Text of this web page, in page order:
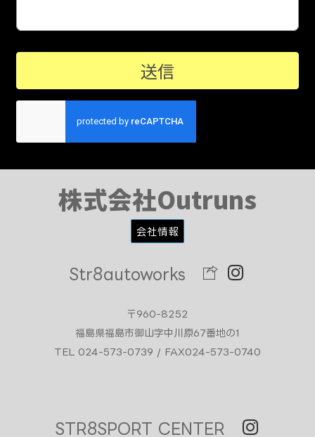
株式会社Outruns
会社情報
Str8autoworks
〒960-8252
福島県福島市御山字中川原67番地の1
TEL 024-573-0739 / FAX024-573-0740
STR8SPORT CENTER